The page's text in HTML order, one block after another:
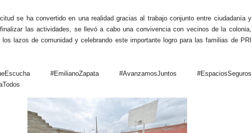
se ha convertido en una realidad gracias al trabajo conjunto entre ciudadanía y
las actividades, se llevó a cabo una convivencia con vecinos de la colonia,
los lazos de comunidad y celebrando este importante logro para las familias de PRI
#EmilianoZapata #AvanzamosJuntos #EspaciosSeguros